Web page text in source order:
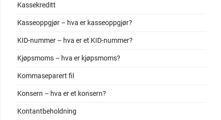
Kassekreditt
Kasseoppgjør – hva er kasseoppgjør?
KID-nummer – hva er et KID-nummer?
Kjøpsmoms – hva er kjøpsmoms?
Kommaseparert fil
Konsern – hva er et konsern?
Kontantbeholdning